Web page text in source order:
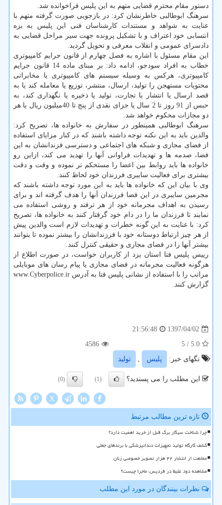
دستور مقام محترم قضایی متهم به این پلیس فراخوانده شد.
سرهنگ ابوطالبی خاطرنشان كرد: در بازجویی صورت گرفته متهم با
عنایت به شواهد و مستندات كارشناسان فنی این پلیس به بزه
انتسابی خود اعتراف و با تشكیل پرونده جهت سیر مراحل قضایی به
دادسرای عمومی و انقلاب معرفی و تحویل گردید.
این مقام مسئول با اشاره به فصل چهارم از قانون جرایم كامپیوتری
خطاب به افراد سودجو، ادامه داد: بر مبنای ماده 14 قانون جرایم
كامپیوتری، هركس به وسیله سیستم های كامپیوتری یا مخابراتی
محتویات مستهجن را تولید، ارسال، منتشر، توزیع یا معامله كند یا به
قصد ارسال یا انتشار یا تجارت، تولید یا ذخیره یا نگهداری كند، به
حبس از 91 روز تا 2 سال یا جزای نقدی از پنج تا 40میلیون ریال یا هر
دو مجازات محكوم خواهد شد.
سرهنگ ابوطالبی همینطور در سفارش به خانواده ها، تصریح كرد:
والدین باید به این نكته توجه داشته باشند كه در كنار مزایای استفاده
از فضای مجازی و شبكه های اجتماعی و دسترسی فزندانشان به این
فضا، صدمه ها و تهدیدات فراوانی آنها را تهدید می كند، ازاین رو
خانواده ها باید روابط بین اعضا را مستحكم تر نموده و وقت و دقت
بیشتری برای فعالیت سایبری فرزندان خود لحاظ كنند.
وی با بیان این كه خانواده ها باید به این مورد توجه داشته باشند كه
مجرمین سایبری در این فضا فرزندان آنها را هدف گرفته اند و برای
رسیدن به اهداف مجرمانه خود از هر ترفند و روشی استفاده می
نمایند تا فرزندان ما را در دام خود گرفتار كنند به خانواده ها، تصریح
كرد: با عنایت به این گونه خطرات و تهدیدات لازم است والدین پیش
از هر چیز ارتباط دوستانه خود با فرزندانشان را بیشتر نموده تا بتوانند
بیشتر آنها را در فضای مجازی و حقیقی كنترل كنند.
رییس پلیس فتا استان یزد از كاربران خواست، در صورت اطلاع از
هرگونه فعالیت مجرمانه در فضای مجازی یا پیام رسان های موبایلی
مراتب را با استفاده از نشانی پلیس فتا به آدرس www.Cyberpolice.ir
گزارش كنند.
1397/04/02
21:56:48
5.0
/ 5
4586
تگهای خبر:
پلیس , تولید
این مطلب را می پسندید؟ (1)
(0)
X
تازه ترین مطالب مرتبط
چرا شناخت سیگار برگ قبل از خرید اهمیت دارد؟
کشف کارگاه تولید تجهیزات دندانپزشکی با برندهای جعلی
ممانعت از انتشار ۴۲ هزار تصویر خصوصی زنان
مشاهده دود غلیظ در فردیس، ماجرا چیست؟
نظرات بینندگان در مورد این مطلب